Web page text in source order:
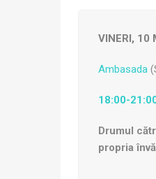
VINERI, 10
Ambasada
18:00-
Drumul
propria